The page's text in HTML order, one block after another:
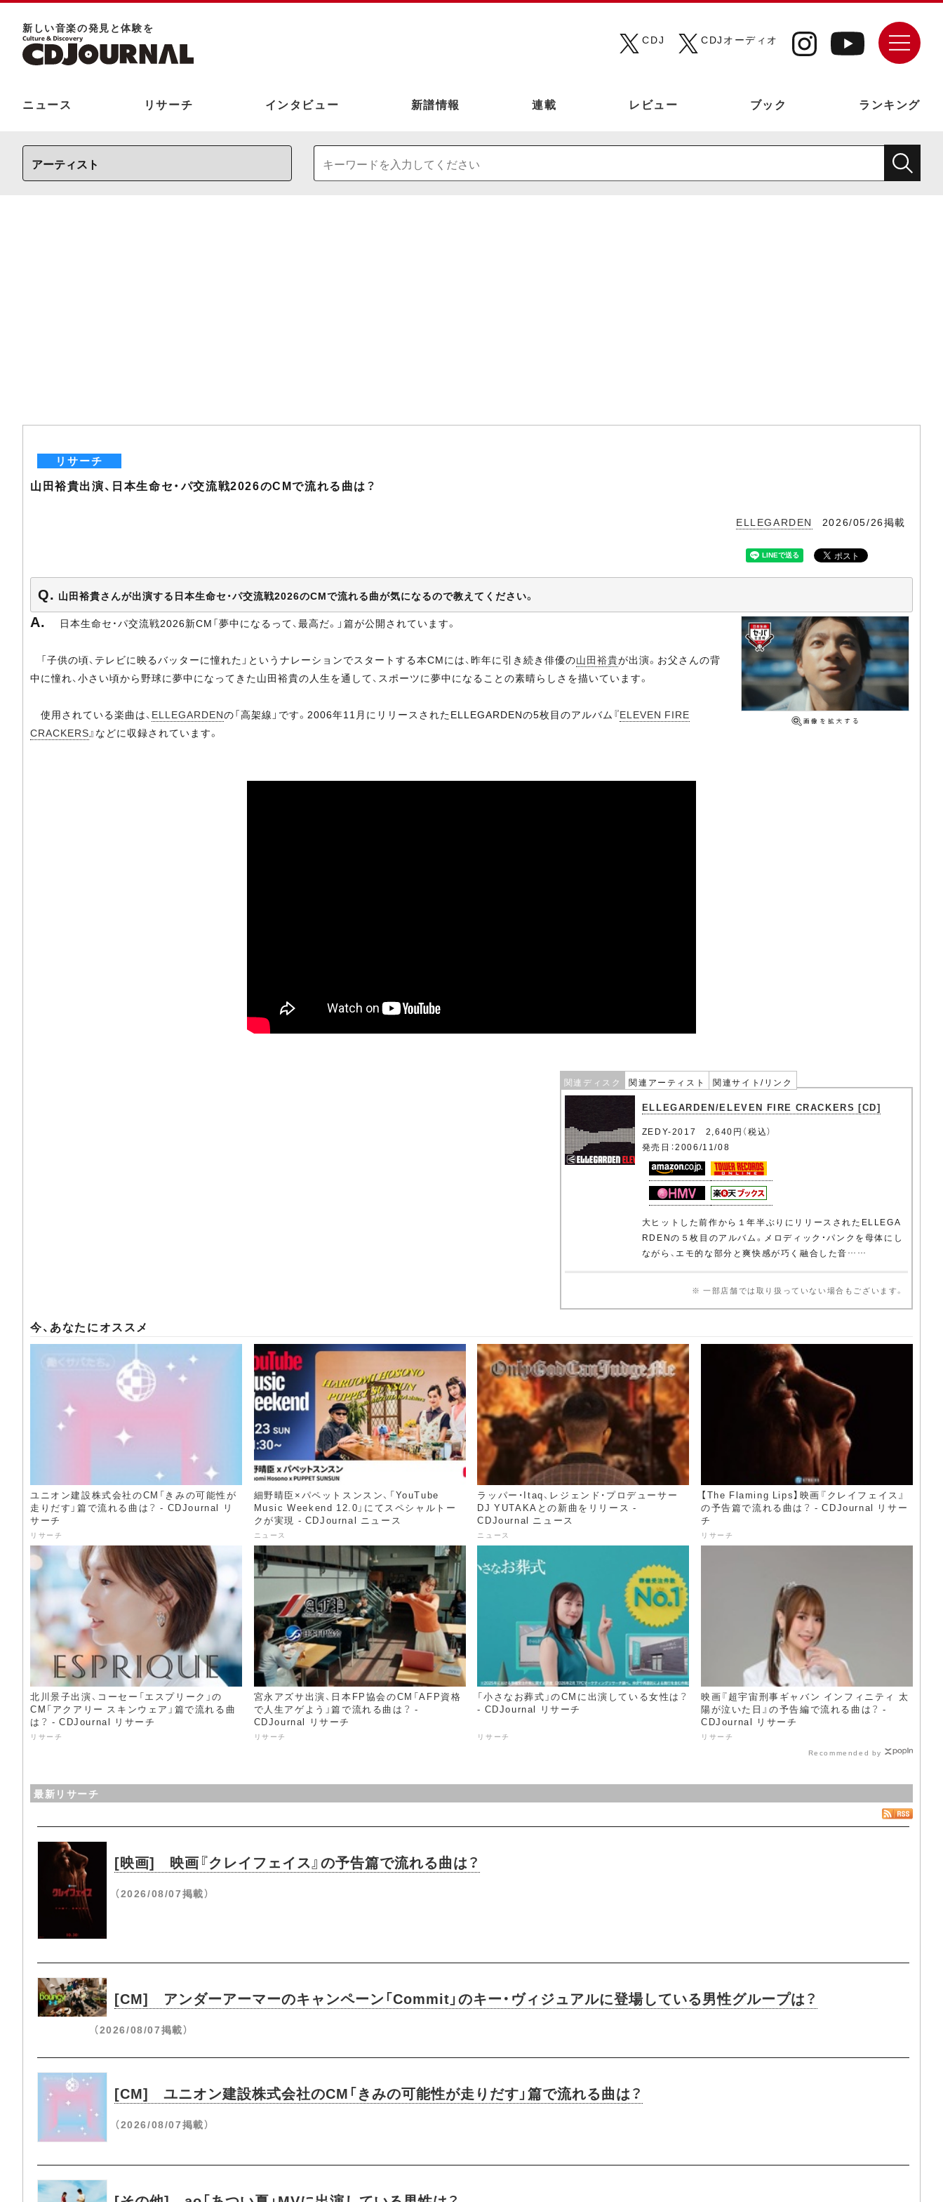
新しい⾳楽の発⾒と体験を
CDJ
CDJオーディオ
ニュース リサーチ インタビュー 新譜情報 連載 レビュー ブック ランキング
リサーチ
山田裕貴出演、日本生命セ・パ交流戦2026のCMで流れる曲は？
ELLEGARDEN 2026/05/26掲載
山田裕貴さんが出演する日本生命セ・パ交流戦2026のCMで流れる曲が気になるので教えてください。
日本生命セ・パ交流戦2026新CM「夢中になるって、最高だ。」篇が公開されています。
「子供の頃、テレビに映るバッターに憧れた」というナレーションでスタートする本CMには、昨年に引き続き俳優の山田裕貴が出演。お父さんの背
中に憧れ、小さい頃から野球に夢中になってきた山田裕貴の人生を通して、スポーツに夢中になることの素晴らしさを描いています。
使用されている楽曲は、 ELLEGARDENの「高架線」です。2006年11月にリリースされたELLEGARDENの5枚目のアルバム『ELEVEN FIRE
CRACKERS』などに収録されています。
関連ディスク 関連アーティスト 関連サイト/リンク
ELLEGARDEN/ELEVEN FIRE CRACKERS [CD]
ZEDY-2017 2,640円（税込）
発売日：2006/11/08
大ヒットした前作から１年半ぶりにリリースされたELLEGA
RDENの５枚目のアルバム。メロディック・パンクを母体にし
ながら、エモ的な部分と爽快感が巧く融合した音……
※ 一部店舗では取り扱っていない場合もございます。
今、あなたにオススメ
ユニオン建設株式会社のCM「きみの可能性が
走りだす」篇で流れる曲は？ - CDJournal リ
サーチ
リサーチ
細野晴臣×パペットスンスン、「YouTube
Music Weekend 12.0」にてスペシャルトー
クが実現 - CDJournal ニュース
ニュース
ラッパー・Itaq、レジェンド・プロデューサー
DJ YUTAKAとの新曲をリリース -
CDJournal ニュース
ニュース
【The Flaming Lips】映画『クレイフェイス』
の予告篇で流れる曲は？ - CDJournal リサー
チ
リサーチ
北川景子出演、コーセー「エスプリーク」の
CM「アクアリー スキンウェア」篇で流れる曲
は？ - CDJournal リサーチ
リサーチ
宮永アズサ出演、日本FP協会のCM「AFP資格
で人生アゲよう」篇で流れる曲は？ -
CDJournal リサーチ
リサーチ
「小さなお葬式」のCMに出演している女性は？
- CDJournal リサーチ
リサーチ
映画『超宇宙刑事ギャバン インフィニティ 太
陽が泣いた日』の予告編で流れる曲は？ -
CDJournal リサーチ
リサーチ
Recommended by
最新リサーチ
[映画] 映画『クレイフェイス』の予告篇で流れる曲は？
（2026/08/07掲載）
[CM] アンダーアーマーのキャンペーン「Commit」のキー・ヴィジュアルに登場している男性グループは？
（2026/08/07掲載）
[CM] ユニオン建設株式会社のCM「きみの可能性が走りだす」篇で流れる曲は？
（2026/08/07掲載）